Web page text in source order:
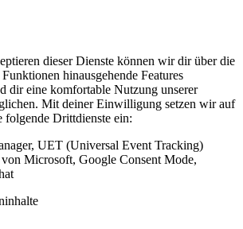
dieser Dienste können wir dir über die
hinausgehende Features
dir eine komfortable Nutzung unserer
Mit deiner Einwilligung setzen wir auf
folgende Drittdienste ein:
UET (Universal Event Tracking)
Microsoft, Google Consent Mode,